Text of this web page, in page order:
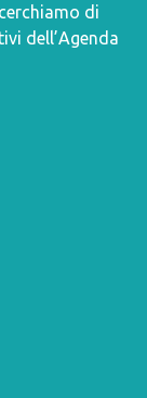
di
dell’Agenda